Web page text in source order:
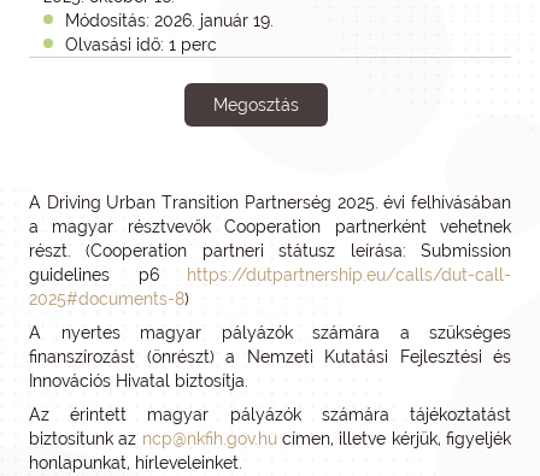
Módosítás: 2026. január 19.
Olvasási idő: 1 perc
Megosztás
A Driving Urban Transition Partnerség 2025. évi felhívásában
a magyar résztvevők Cooperation partnerként vehetnek
részt. (Cooperation partneri státusz leírása: Submission
guidelines p6
https://dutpartnership.eu/calls/dut-call-
2025#documents-8)
A nyertes magyar pályázók számára a szükséges
finanszírozást (önrészt) a Nemzeti Kutatási Fejlesztési és
Innovációs Hivatal biztosítja.
Az érintett magyar pályázók számára tájékoztatást
biztosítunk az ncp@nkfih.gov.hucímen, illetve kérjük, figyeljék
honlapunkat, hírleveleinket.